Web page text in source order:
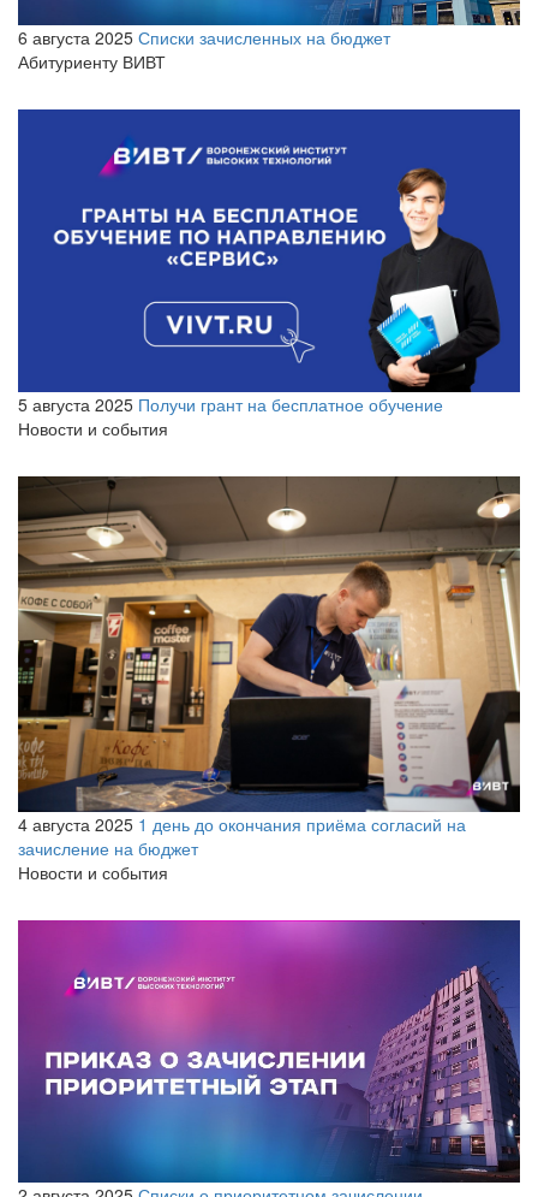
6 августа 2025 Списки зачисленных на бюджет
Абитуриенту ВИВТ
5 августа 2025 Получи грант на бесплатное обучение
Новости и события
4 августа 2025 1 день до окончания приёма согласий на
зачисление на бюджет
Новости и события